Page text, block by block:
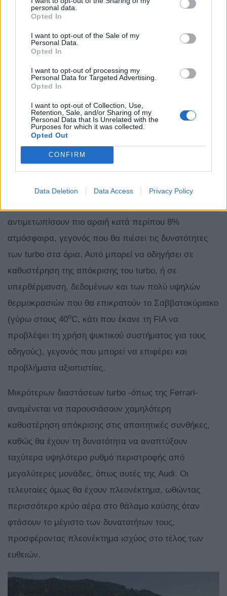
personal data.
Opted In
I want to opt-out of the Sale of my
Personal Data.
Opted In
I want to opt-out of processing my
Personal Data for Targeted Advertising.
Opted In
I want to opt-out of Collection, Use,
Retention, Sale, and/or Sharing of my
Personal Data that Is Unrelated with the
Purposes for which it was collected.
Opted Out
CONFIRM
Data Deletion Data Access Privacy Policy
Υψόμετρο
Παράλληλα με όλα τα προαναφερθέντα, η πίστα του
Red Bull Ring βρίσκεται σε υψόμετρο 678 μ., γεγονός
αντιμετωπίσουν πιο αραιή κατά περίπου 8%
ατμόσφαιρα, γεγονός που θα πιέσει τις δυνατότητες
των turbo στα όρια. Αυτό μπορεί να οδηγήσει σε
καθυστέρηση της απόκρισης του turbo, ή σε
υπερθέρμανση, δεδομένων και των πολύ υψηλών
θερμοκρασιών που θα επικρατούν το Σαββατοκύριακο
(γύρω στους 40oC, κάτι που έκανε τη FIA να
προβλέψει τη χρήση ψυκτικού συστήματος για τους
οδηγούς), γεγονός που μπορεί να επιφέρει και
προβλήματα αξιοπιστίας.
Μικρότερων διαστάσεων turbo -όπως της Ferrari-
αναμένεται να παρουσιάσουν χαμηλότερη
καθυστέρηση απόκρισης στις απαιτητικές συνθήκες,
καθώς θα έχουν τη δυνατότητα να αναπτύξουν
ταχύτερα υψηλότερο ρυθμό περιστροφής από
μεγαλύτερες μονάδες, όπως αυτές της Audi. Οι
τελευταίες όμως θα έχουν πλεονέκτημα, ωθώντας
περισσότερο κρύο αέρα στο θάλαμο καύσης όταν
φτάσουν το μέγιστο των δυνατοτήτων τους,
προσφέροντας πλεονέκτημα ισχύος στο τέλος των
ευθειών.